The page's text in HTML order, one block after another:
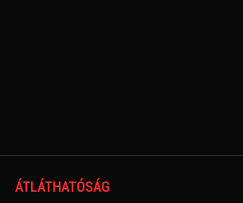
ÁTLÁTHATÓSÁG